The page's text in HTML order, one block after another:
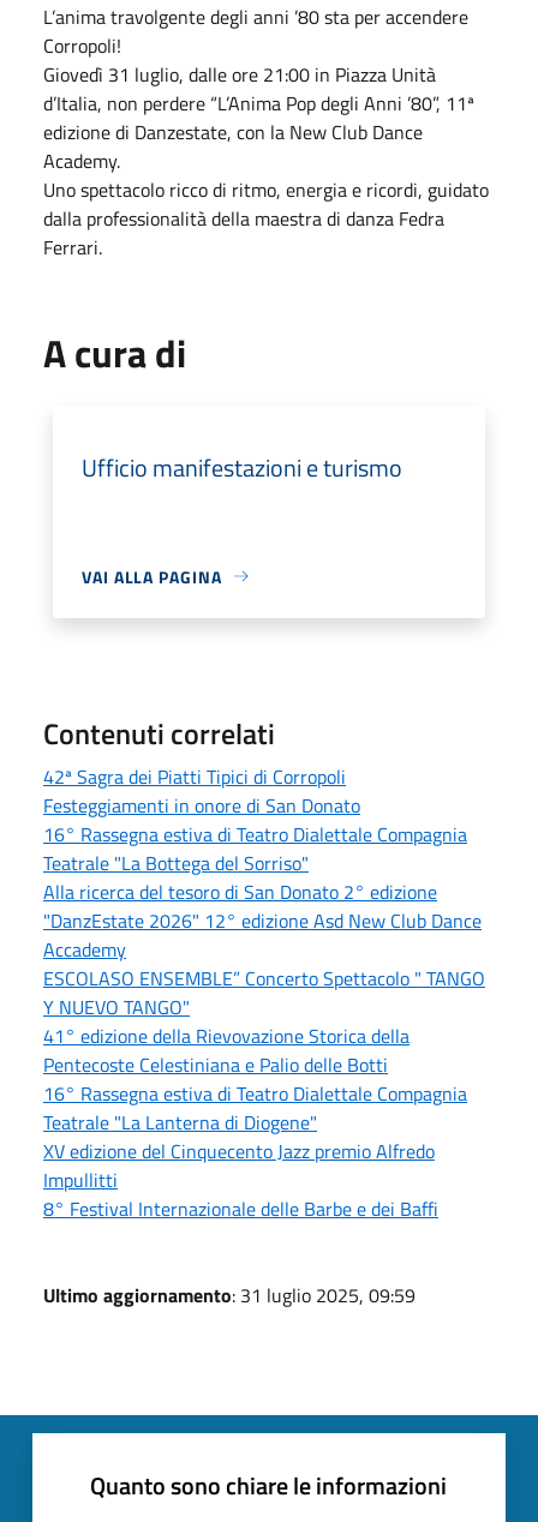
L’anima travolgente degli anni ’80 sta per accendere
Corropoli!
Giovedì 31 luglio, dalle ore 21:00 in Piazza Unità
d’Italia, non perdere “L’Anima Pop degli Anni ’80”, 11ª
edizione di Danzestate, con la New Club Dance
Academy.
Uno spettacolo ricco di ritmo, energia e ricordi, guidato
dalla professionalità della maestra di danza Fedra
Ferrari.
A cura di
Ufficio manifestazioni e turismo
VAI ALLA PAGINA
Contenuti correlati
42ª Sagra dei Piatti Tipici di Corropoli
Festeggiamenti in onore di San Donato
16° Rassegna estiva di Teatro Dialettale Compagnia
Teatrale "La Bottega del Sorriso"
Alla ricerca del tesoro di San Donato 2° edizione
"DanzEstate 2026" 12° edizione Asd New Club Dance
Accademy
ESCOLASO ENSEMBLE” Concerto Spettacolo " TANGO
Y NUEVO TANGO"
41° edizione della Rievovazione Storica della
Pentecoste Celestiniana e Palio delle Botti
16° Rassegna estiva di Teatro Dialettale Compagnia
Teatrale "La Lanterna di Diogene"
XV edizione del Cinquecento Jazz premio Alfredo
Impullitti
8° Festival Internazionale delle Barbe e dei Baffi
Ultimo aggiornamento: 31 luglio 2025, 09:59
Quanto sono chiare le informazioni